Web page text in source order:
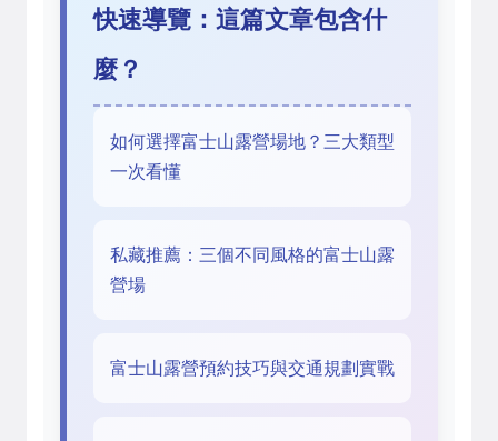
快速導覽：這篇文章包含什
麼？
如何選擇富士山露營場地？三大類型
一次看懂
私藏推薦：三個不同風格的富士山露
營場
富士山露營預約技巧與交通規劃實戰